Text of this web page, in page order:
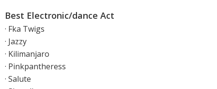
Best Electronic/dance Act
· Fka Twigs
· Jazzy
· Kilimanjaro
· Pinkpantheress
· Salute